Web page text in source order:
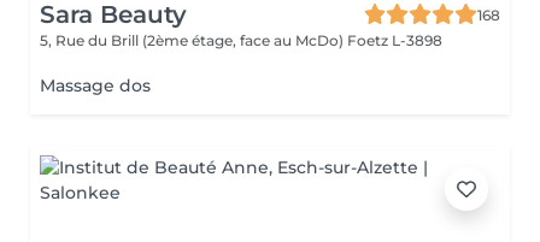
Sara Beauty
168
5, Rue du Brill (2ème étage, face au McDo) Foetz L-3898
Massage dos